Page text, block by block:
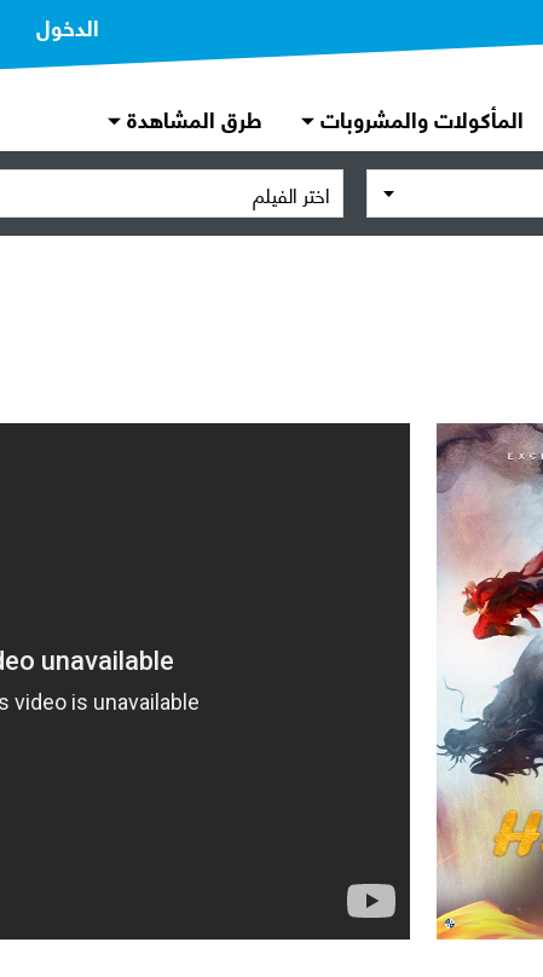
الدخول
المأكولات والمشروبات طرق المشاهدة
اختر الفيلم